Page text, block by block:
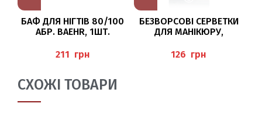
БАФ ДЛЯ НІГТІВ 80/100
АБР. BAEHR, 1ШТ.
грн
БЕЗВОРСОВІ СЕРВЕТКИ
ДЛЯ МАНІКЮРУ,
TUPFER), BAEHR
грн
СХОЖІ ТОВАРИ